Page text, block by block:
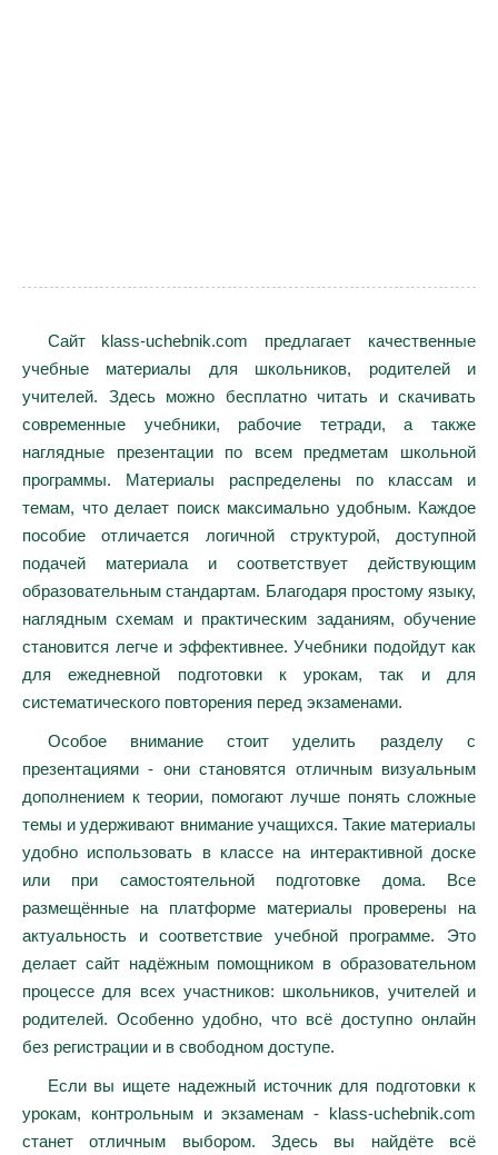
Сайт klass-uchebnik.com предлагает качественные
учебные материалы для школьников, родителей и
учителей. Здесь можно бесплатно читать и скачивать
современные учебники, рабочие тетради, а также
наглядные презентации по всем предметам школьной
программы. Материалы распределены по классам и
темам, что делает поиск максимально удобным. Каждое
пособие отличается логичной структурой, доступной
подачей материала и соответствует действующим
образовательным стандартам. Благодаря простому языку,
наглядным схемам и практическим заданиям, обучение
становится легче и эффективнее. Учебники подойдут как
для ежедневной подготовки к урокам, так и для
систематического повторения перед экзаменами.
Особое внимание стоит уделить разделу с
презентациями - они становятся отличным визуальным
дополнением к теории, помогают лучше понять сложные
темы и удерживают внимание учащихся. Такие материалы
удобно использовать в классе на интерактивной доске
или при самостоятельной подготовке дома. Все
размещённые на платформе материалы проверены на
актуальность и соответствие учебной программе. Это
делает сайт надёжным помощником в образовательном
процессе для всех участников: школьников, учителей и
родителей. Особенно удобно, что всё доступно онлайн
без регистрации и в свободном доступе.
Если вы ищете надежный источник для подготовки к
урокам, контрольным и экзаменам - klass-uchebnik.com
станет отличным выбором. Здесь вы найдёте всё